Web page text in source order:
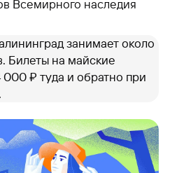
Всемирного наследия
занимает около
Билеты на майские
000 ₽ туда и обратно при